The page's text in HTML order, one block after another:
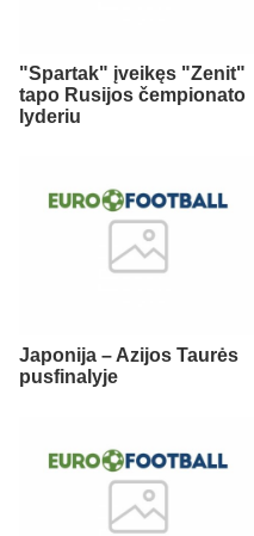
"Spartak" įveikęs "Zenit"
tapo Rusijos čempionato
lyderiu
Japonija – Azijos Taurės
pusfinalyje